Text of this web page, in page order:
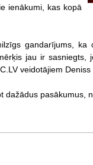
ienākumi, kas kopā
gandarījums,
jau ir
veidotājiem Deniss
pasākumus,